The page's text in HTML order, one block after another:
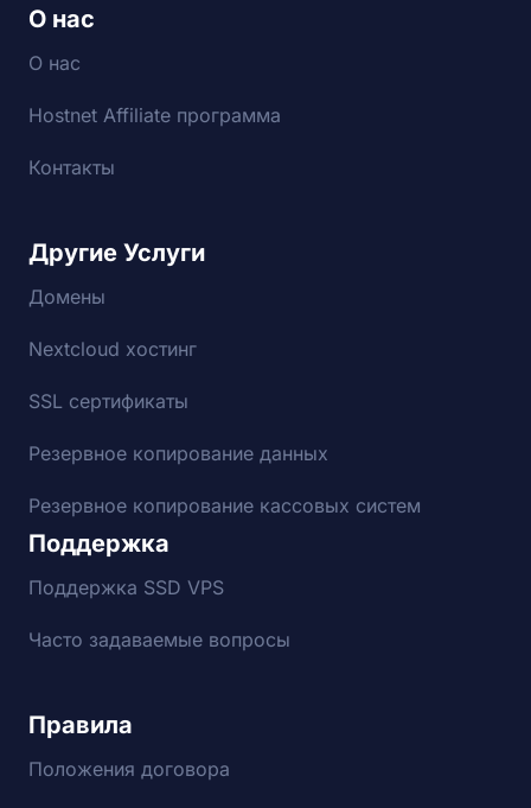
О нас
О нас
Hostnet Affiliate программа
Контакты
Другие Услуги
Домены
Nextcloud хостинг
SSL сертификаты
Резервное копирование данных
Резервное копирование кассовых систем
Поддержка
Поддержка SSD VPS
Часто задаваемые вопросы
Правила
Положения договора